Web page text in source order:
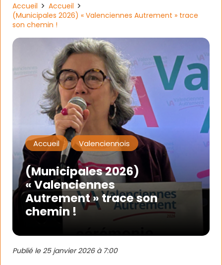
Accueil
Accueil
(Municipales 2026) « Valenciennes Autrement » trace
son chemin !
Accueil Valenciennois
(Municipales 2026)
« Valenciennes
Autrement » trace son
chemin !
Publié le25 janvier 2026 à 7:00